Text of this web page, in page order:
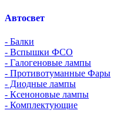
Автосвет
- Балки
- Вспышки ФСО
- Галогеновые лампы
- Противотуманные Фары
- Диодные лампы
- Ксеноновые лампы
- Комплектующие